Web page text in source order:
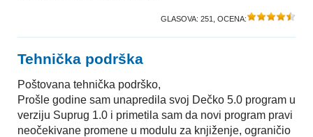
GLASOVA: 251 , OCENA:
Tehnička podrška
Poštovana tehnička podrško,
Prošle godine sam unapredila svoj Dečko 5.0 program u
verziju Suprug 1.0 i primetila sam da novi program pravi
neočekivane promene u modulu za knjiženje, ograničio